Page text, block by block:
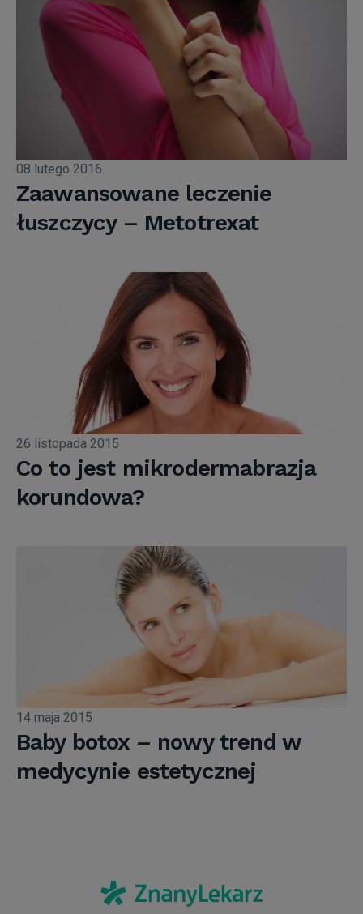
08 lutego 2016
Zaawansowane leczenie
łuszczycy – Metotrexat
26 listopada 2015
Co to jest mikrodermabrazja
korundowa?
14 maja 2015
Baby botox – nowy trend w
medycynie estetycznej